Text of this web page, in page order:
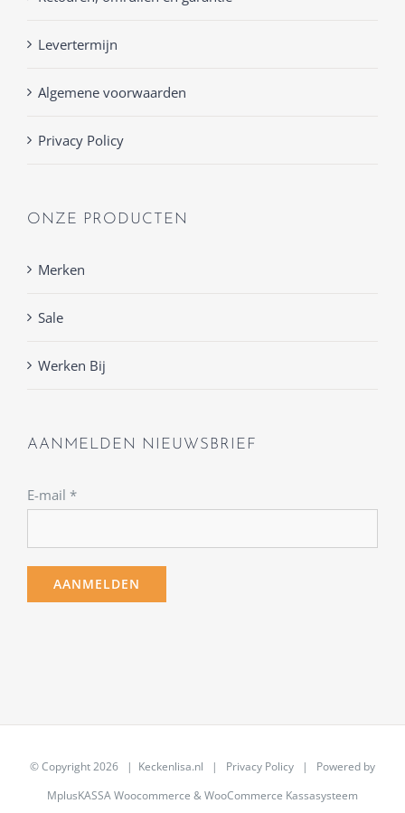
Levertermijn
Algemene voorwaarden
Privacy Policy
ONZE PRODUCTEN
Merken
Sale
Werken Bij
AANMELDEN NIEUWSBRIEF
E-mail *
© Copyright2026 | Keckenlisa.nl | Privacy Policy | Powered by
MplusKASSA Woocommerce &WooCommerce Kassasysteem